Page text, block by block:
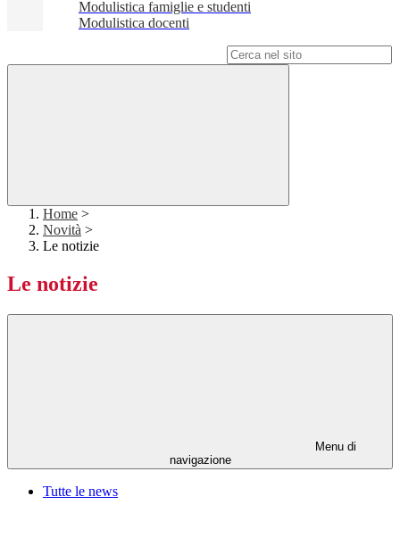
Modulistica famiglie e studenti
Modulistica docenti
Home >
Novità >
Le notizie
Le notizie
Menu di
navigazione
Tutte le news